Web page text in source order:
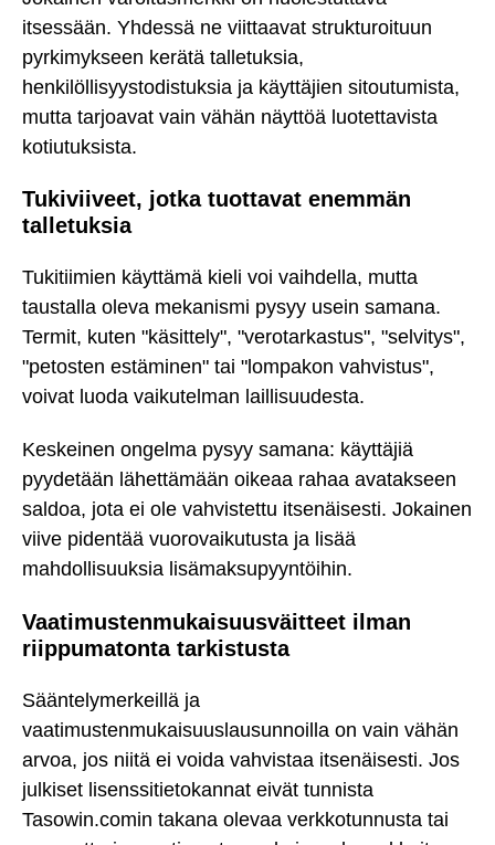
itsessään. Yhdessä ne viittaavat strukturoituun
pyrkimykseen kerätä talletuksia,
henkilöllisyystodistuksia ja käyttäjien sitoutumista,
mutta tarjoavat vain vähän näyttöä luotettavista
kotiutuksista.
Tukiviiveet, jotka tuottavat enemmän
talletuksia
Tukitiimien käyttämä kieli voi vaihdella, mutta
taustalla oleva mekanismi pysyy usein samana.
Termit, kuten "käsittely", "verotarkastus", "selvitys",
"petosten estäminen" tai "lompakon vahvistus",
voivat luoda vaikutelman laillisuudesta.
Keskeinen ongelma pysyy samana: käyttäjiä
pyydetään lähettämään oikeaa rahaa avatakseen
saldoa, jota ei ole vahvistettu itsenäisesti. Jokainen
viive pidentää vuorovaikutusta ja lisää
mahdollisuuksia lisämaksupyyntöihin.
Vaatimustenmukaisuusväitteet ilman
riippumatonta tarkistusta
Sääntelymerkeillä ja
vaatimustenmukaisuuslausunnoilla on vain vähän
arvoa, jos niitä ei voida vahvistaa itsenäisesti. Jos
julkiset lisenssitietokannat eivät tunnista
Tasowin.comin takana olevaa verkkotunnusta tai